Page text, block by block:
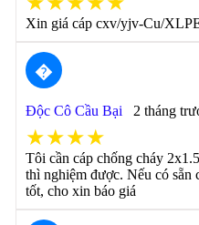
Xin giá cáp cxv/yjv-Cu/
�
Độc Cô Cầu Bại 2 tháng
★★★★
Tôi cần cáp chống cháy
thì nghiệm được. Nếu có sẵn
tốt, cho xin báo giá